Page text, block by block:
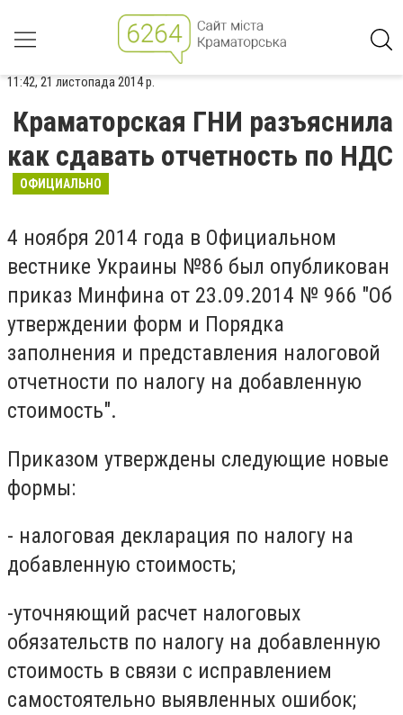
11:42, 21 листопада 2014 р.
Краматорская ГНИ разъяснила
как сдавать отчетность по НДС
ОФИЦИАЛЬНО
4 ноября 2014 года в Официальном
вестнике Украины №86 был опубликован
приказ Минфина от 23.09.2014 № 966 "Об
утверждении форм и Порядка
заполнения и представления налоговой
отчетности по налогу на добавленную
стоимость".
Приказом утверждены следующие новые
формы:
- налоговая декларация по налогу на
добавленную стоимость;
-уточняющий расчет налоговых
обязательств по налогу на добавленную
стоимость в связи с исправлением
самостоятельно выявленных ошибок;